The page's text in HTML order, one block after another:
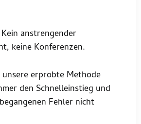
anstrengender
keine Konferenzen.
erprobte Methode
den Schnelleinstieg und
Fehler nicht